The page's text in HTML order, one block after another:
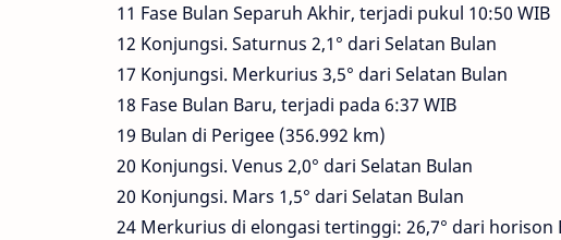
11 Fase Bulan Separuh Akhir, terjadi pukul 10:50 WIB
12 Konjungsi. Saturnus 2,1° dari Selatan Bulan
17 Konjungsi. Merkurius 3,5° dari Selatan Bulan
18 Fase Bulan Baru, terjadi pada 6:37 WIB
19 Bulan di Perigee (356.992 km)
20 Konjungsi. Venus 2,0° dari Selatan Bulan
20 Konjungsi. Mars 1,5° dari Selatan Bulan
24 Merkurius di elongasi tertinggi: 26,7° dari horison